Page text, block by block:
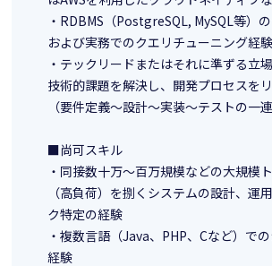
・RDBMS（PostgreSQL, MySQL等）
および実務でのクエリチューニング経験
・テックリードまたはそれに準ずる立
技術的課題を解決し、開発プロセスを
（要件定義～設計～実装～テストの一連
■尚可スキル
・同接数十万～百万規模などの大規模
（高負荷）を捌くシステムの設計、運
ク特定の経験
・複数言語（Java、PHP、Cなど）で
経験